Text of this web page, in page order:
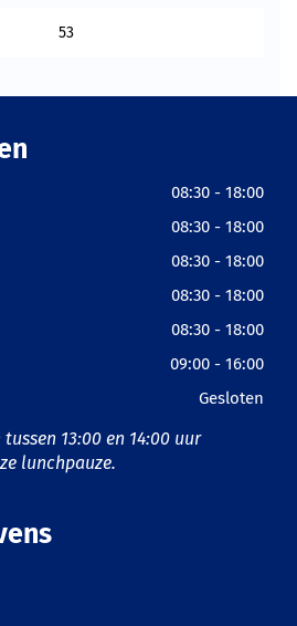
53
08:30 - 18:00
08:30 - 18:00
08:30 - 18:00
08:30 - 18:00
08:30 - 18:00
09:00 - 16:00
Gesloten
13:00 en 14:00 uur
lunchpauze.